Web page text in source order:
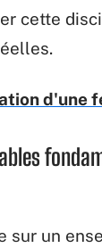
cette
d'une
sur un